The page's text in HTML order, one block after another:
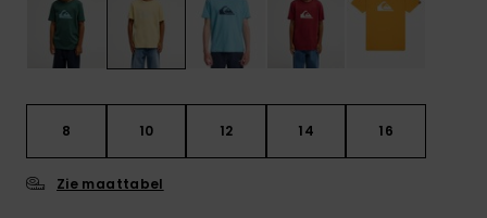
8 10 12 14 16
Zie maattabel